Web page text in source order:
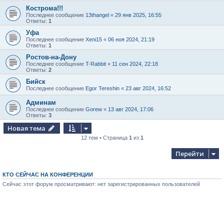
Кострома!!!
Последнее сообщение 13thangel « 29 янв 2025, 16:55
Ответы: 1
Уфа
Последнее сообщение Xeni15 « 06 ноя 2024, 21:19
Ответы: 1
Ростов-на-Дону
Последнее сообщение T-Rabbit « 11 сен 2024, 22:18
Ответы: 2
Бийск
Последнее сообщение Egor Tereshin « 23 авг 2024, 16:52
Админам
Последнее сообщение Gorew « 13 авг 2024, 17:06
Ответы: 3
Новая тема
12 тем • Страница 1 из 1
Перейти
КТО СЕЙЧАС НА КОНФЕРЕНЦИИ
Сейчас этот форум просматривают: нет зарегистрированных пользователей